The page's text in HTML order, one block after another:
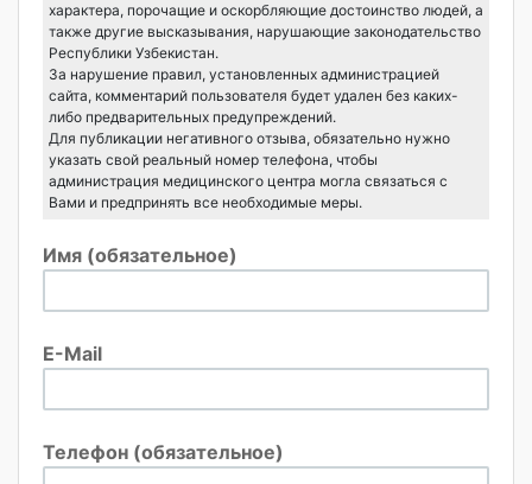
характера, порочащие и оскорбляющие достоинство людей, а
также другие высказывания, нарушающие законодательство
Республики Узбекистан.
За нарушение правил, установленных администрацией
сайта, комментарий пользователя будет удален без каких-
либо предварительных предупреждений.
Для публикации негативного отзыва, обязательно нужно
указать свой реальный номер телефона, чтобы
администрация медицинского центра могла связаться с
Вами и предпринять все необходимые меры.
Имя (обязательное)
E-Mail
Телефон (обязательное)